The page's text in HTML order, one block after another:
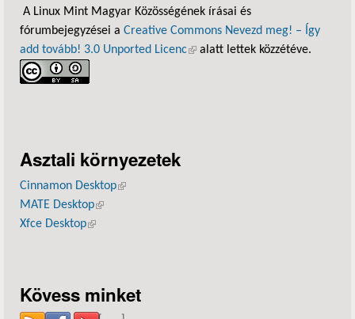
A Linux Mint Magyar Közösségének írásai és
fórumbejegyzései a Creative Commons Nevezd meg! – Így
add tovább! 3.0 Unported Licenc(külső hivatkozás)
alatt lettek közzétéve.
Asztali környezetek
Cinnamon Desktop(külső hivatkozás)
MATE Desktop(külső hivatkozás)
Xfce Desktop(külső hivatkozás)
Kövess minket